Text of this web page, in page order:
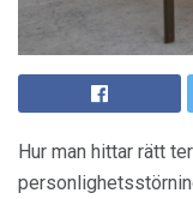
Hur man hittar rätt